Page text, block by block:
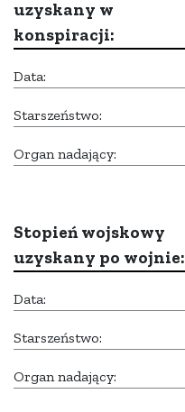
uzyskany w
konspiracji:
Data:
Starszeństwo:
Organ nadający:
Stopień wojskowy
uzyskany po wojnie:
Data:
Starszeństwo:
Organ nadający: